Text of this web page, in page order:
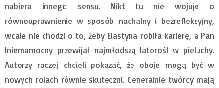
nabiera innego sensu. Nikt tu nie wojuje o
równouprawnienie w sposób nachalny i bezrefleksyjny,
wcale nie chodzi o to, żeby Elastyna robiła karierę, a Pan
Iniemamocny przewijał najmłodszą latorośl w pieluchy.
Autorzy raczej chcieli pokazać, że oboje mogą być w
nowych rolach równie skuteczni. Generalnie twórcy mają